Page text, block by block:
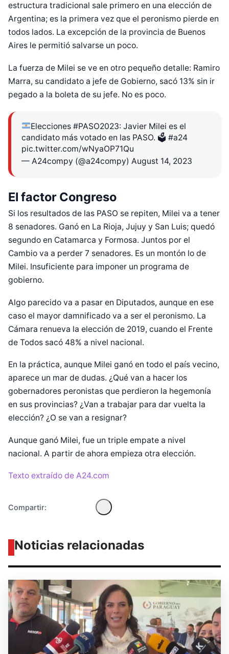
estructura tradicional sale primero en una elección de
Argentina; es la primera vez que el peronismo pierde en
todos lados. La excepción de la provincia de Buenos
Aires le permitió salvarse un poco.
La fuerza de Milei se ve en otro pequeño detalle: Ramiro
Marra, su candidato a jefe de Gobierno, sacó 13% sin ir
pegado a la boleta de su jefe. No es poco.
Elecciones #PASO2023: Javier Milei es el
candidato más votado en las PASO. 🗳️ #a24
pic.twitter.com/wNyaOP71Qu
— A24compy (@a24compy) August 14, 2023
El factor Congreso
Si los resultados de las PASO se repiten, Milei va a tener
8 senadores. Ganó en La Rioja, Jujuy y San Luis; quedó
segundo en Catamarca y Formosa. Juntos por el
Cambio va a perder 7 senadores. Es un montón lo de
Milei. Insuficiente para imponer un programa de
gobierno.
Algo parecido va a pasar en Diputados, aunque en ese
caso el mayor damnificado va a ser el peronismo. La
Cámara renueva la elección de 2019, cuando el Frente
de Todos sacó 48% a nivel nacional.
En la práctica, aunque Milei ganó en todo el país vecino,
aparece un mar de dudas. ¿Qué van a hacer los
gobernadores peronistas que perdieron la hegemonía
en sus provincias? ¿Van a trabajar para dar vuelta la
elección? ¿O se van a resignar?
Aunque ganó Milei, fue un triple empate a nivel
nacional. A partir de ahora empieza otra elección.
Texto extraído de A24.com
Compartir:
Noticias relacionadas